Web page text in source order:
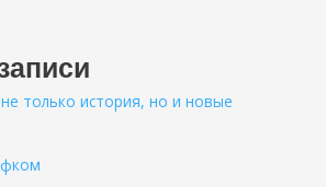
только история, но и новые